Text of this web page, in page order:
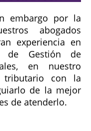
embargo por la
abogados
experiencia en
de Gestión de
en nuestro
tributario con la
de la mejor
de atenderlo.